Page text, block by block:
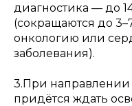
диагностика — до
(сокращаются до
онкологию или
заболевания).
3.При
придётся ждать